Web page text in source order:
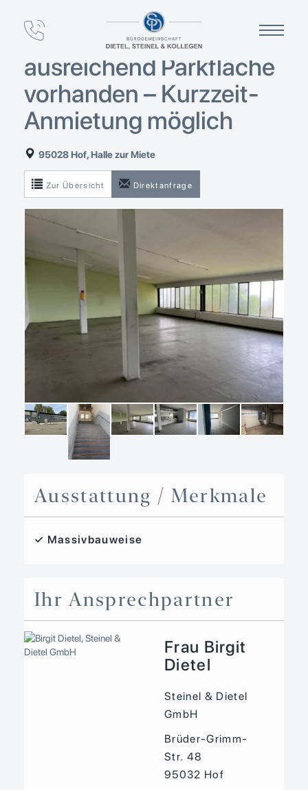
Gewerbefläche ca. 250
m² im 1. OG –
ausreichend Parkfläche
vorhanden – Kurzzeit-
Anmietung möglich
95028 Hof, Halle zur Miete
Zur Übersicht Direktanfrage
Ausstattung / Merkmale
✓ Massivbauweise
Ihr Ansprechpartner
Frau Birgit
Dietel
Steinel & Dietel
GmbH
Brüder-Grimm-
Str. 48
95032 Hof